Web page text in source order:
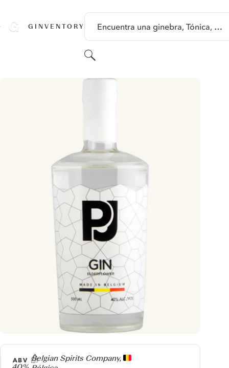
GINVENTORY Encuentra una ginebra, Tónica, …
Buscar
Producer
Belgian Spirits Company,
ABV